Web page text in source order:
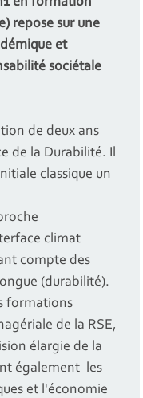
repose sur une
et
sociétale
de deux ans
de la Durabilité. Il
classique un
climat
compte des
(durabilité).
formations
de la RSE,
élargie de la
également les
et l'économie